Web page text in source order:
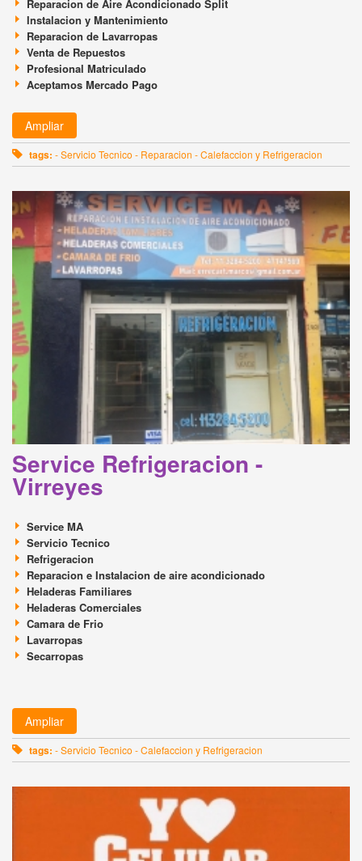
Reparacion de Aire Acondicionado Split
Instalacion y Mantenimiento
Reparacion de Lavarropas
Venta de Repuestos
Profesional Matriculado
Aceptamos Mercado Pago
Ampliar
tags: - Servicio Tecnico - Reparacion - Calefaccion y Refrigeracion
Service Refrigeracion -
Virreyes
Service MA
Servicio Tecnico
Refrigeracion
Reparacion e Instalacion de aire acondicionado
Heladeras Familiares
Heladeras Comerciales
Camara de Frio
Lavarropas
Secarropas
Ampliar
tags: - Servicio Tecnico - Calefaccion y Refrigeracion